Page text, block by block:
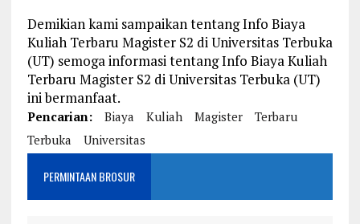
Demikian kami sampaikan tentang Info Biaya
Kuliah Terbaru Magister S2 di Universitas Terbuka
(UT) semoga informasi tentang Info Biaya Kuliah
Terbaru Magister S2 di Universitas Terbuka (UT)
ini bermanfaat.
Pencarian: Biaya Kuliah Magister
Terbaru
Terbuka
Universitas
PERMINTAAN BROSUR